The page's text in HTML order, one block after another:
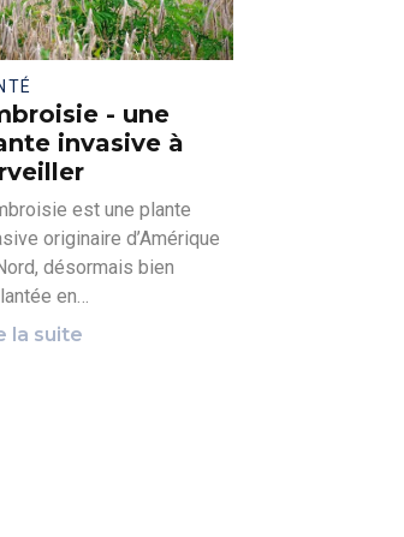
- une
invasive à
est une plante
originaire d’Amérique
désormais bien
en…
la suite